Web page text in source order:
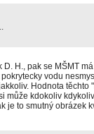
D. H., pak se MŠMT
vodu
Hodnota těchto
může kdokoliv
je to smutný obrázek